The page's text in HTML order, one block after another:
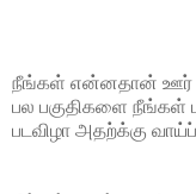
நீங்கள் என்னதான் ஊர்
பல பகுதிகளை நீங்கள்
படவிழா அதற்க்கு